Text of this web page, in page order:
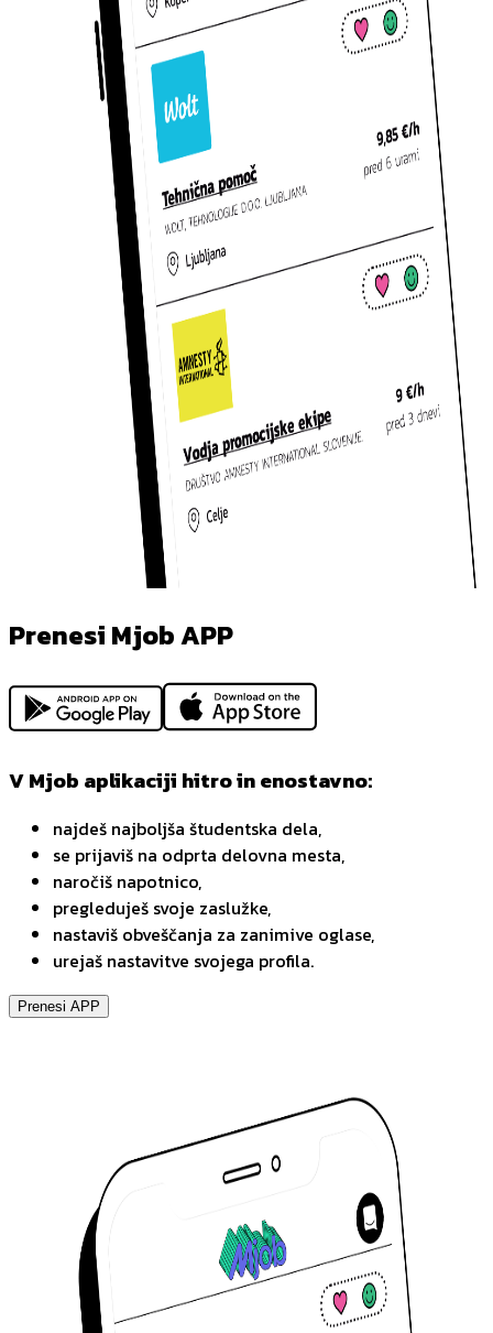
Prenesi Mjob APP
V Mjob aplikaciji hitro in enostavno:
najdeš najboljša študentska dela,
se prijaviš na odprta delovna mesta,
naročiš napotnico,
pregleduješ svoje zaslužke,
nastaviš obveščanja za zanimive oglase,
urejaš nastavitve svojega profila.
Prenesi APP